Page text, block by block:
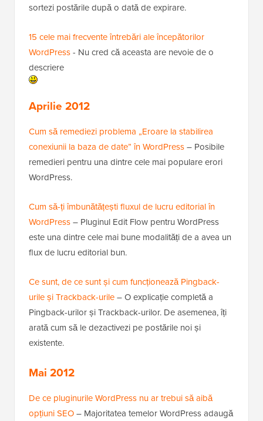
sortezi postările după o dată de expirare.
15 cele mai frecvente întrebări ale începătorilor
WordPress- Nu cred că aceasta are nevoie de o
descriere
Aprilie 2012
Cum să remediezi problema „Eroare la stabilirea
conexiunii la baza de date” în WordPress– Posibile
remedieri pentru una dintre cele mai populare erori
WordPress.
Cum să-ți îmbunătățești fluxul de lucru editorial în
WordPress– Pluginul Edit Flow pentru WordPress
este una dintre cele mai bune modalități de a avea un
flux de lucru editorial bun.
Ce sunt, de ce sunt și cum funcționează Pingback-
urile și Trackback-urile– O explicație completă a
Pingback-urilor și Trackback-urilor. De asemenea, îți
arată cum să le dezactivezi pe postările noi și
existente.
Mai 2012
De ce pluginurile WordPress nu ar trebui să aibă
opțiuni SEO– Majoritatea temelor WordPress adaugă